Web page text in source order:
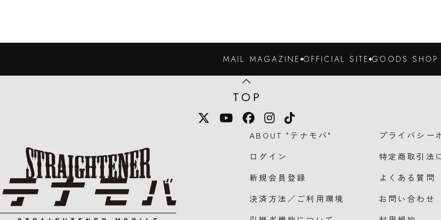
MAIL MAGAZINE OFFICIAL SITE GOODS SHOP
TOP
X
YouTube
Facebook
Instagram
TikTok
STRAIGHTENER テナモバのロゴマーク
ABOUT "テナモバ"
ログイン
新規会員登録
決済方法／ご利用環境
プライバシー
特定商取引法
よくある質問
お問い合わせ